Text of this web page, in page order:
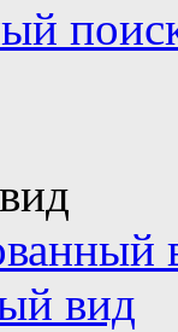
вид